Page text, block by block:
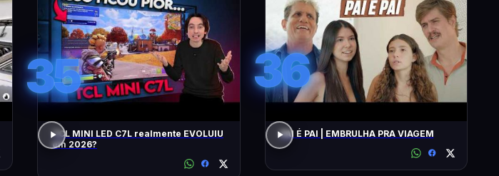
35
TCL MINI LED C7L realmente EVOLUIU
em 2026?
36
PAI É PAI | EMBRULHA PRA VIAGEM